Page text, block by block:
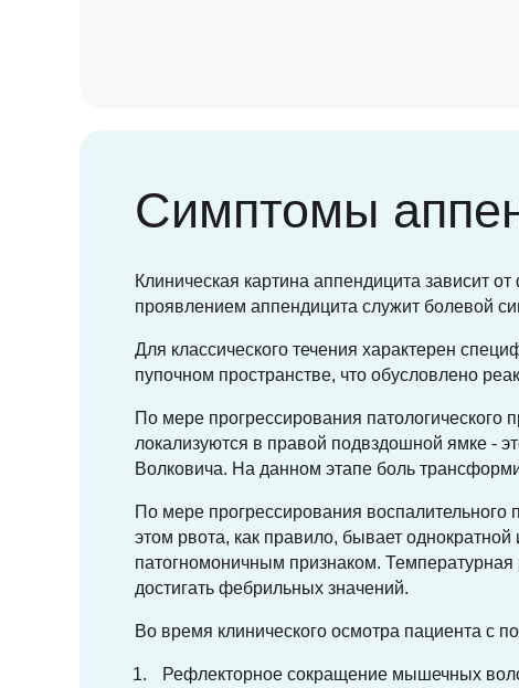
Симптомы
Клиническая картина аппендицита зависит
проявлением аппендицита служит болевой
Для классического течения характерен
пупочном пространстве, что обусловлено
По мере прогрессирования
локализуются в правой подвздошной ямке -
Волковича. На данном этапе боль
По мере прогрессирования
этом рвота, как правило, бывает однократной
патогномоничным признаком.
достигать фебрильных значений.
Во время клинического осмотра пациента с
Рефлекторное сокращение мышечных